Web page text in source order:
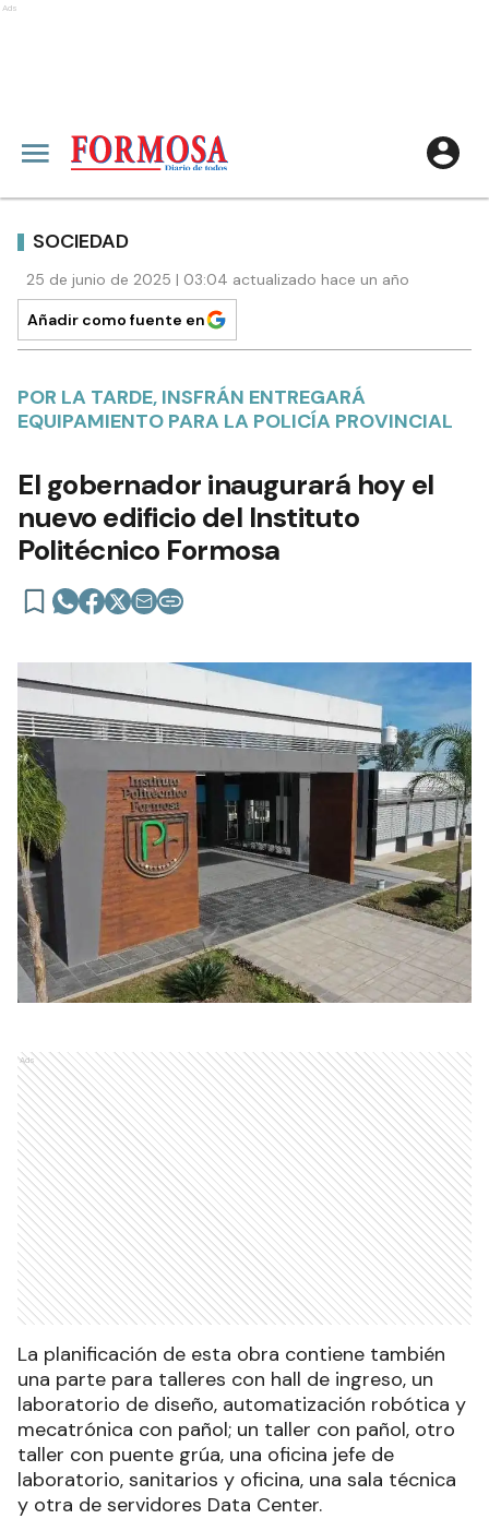
Ads
SOCIEDAD
25 de junio de 2025 | 03:04 actualizado hace un año
Añadir como fuente en
POR LA TARDE, INSFRÁN ENTREGARÁ
EQUIPAMIENTO PARA LA POLICÍA PROVINCIAL
El gobernador inaugurará hoy el
nuevo edificio del Instituto
Politécnico Formosa
Ads
La planificación de esta obra contiene también
una parte para talleres con hall de ingreso, un
laboratorio de diseño, automatización robótica y
mecatrónica con pañol; un taller con pañol, otro
taller con puente grúa, una oficina jefe de
laboratorio, sanitarios y oficina, una sala técnica
y otra de servidores Data Center.